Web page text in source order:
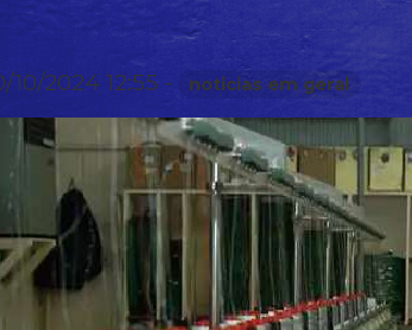
2024 12:55 - noticias em geral